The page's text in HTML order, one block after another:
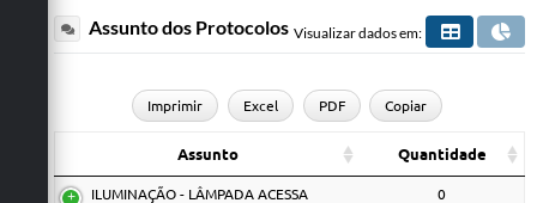
Assunto dos Protocolos Visualizar dados em:
Imprimir Excel PDF Copiar
Assunto Quantidade
ILUMINAÇÃO - LÂMPADA ACESSA 0